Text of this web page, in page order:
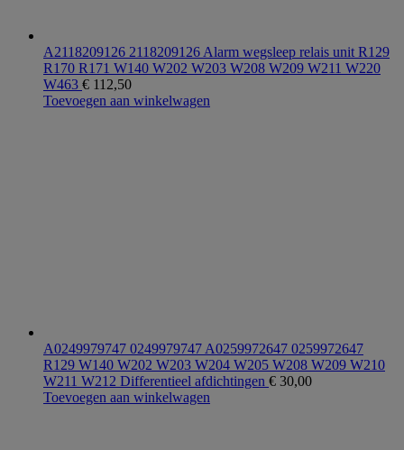
A2118209126 2118209126 Alarm wegsleep relais unit R129
R170 R171 W140 W202 W203 W208 W209 W211 W220
W463 € 112,50
Toevoegen aan winkelwagen
A0249979747 0249979747 A0259972647 0259972647
R129 W140 W202 W203 W204 W205 W208 W209 W210
W211 W212 Differentieel afdichtingen € 30,00
Toevoegen aan winkelwagen